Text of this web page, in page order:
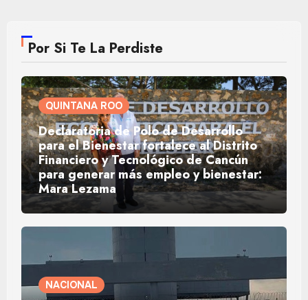
Por Si Te La Perdiste
QUINTANA ROO
Declaratoria de Polo de Desarrollo
para el Bienestar fortalece al Distrito
Financiero y Tecnológico de Cancún
para generar más empleo y bienestar:
Mara Lezama
NACIONAL